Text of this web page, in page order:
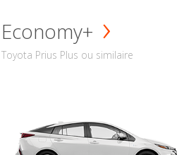
Economy+
Toyota Prius Plus ou similaire